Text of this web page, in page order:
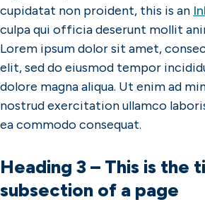
cupidatat non proident, this is an
culpa qui officia deserunt mollit
Lorem ipsum dolor sit amet,
elit, sed do eiusmod tempor
dolore magna aliqua. Ut enim ad
nostrud exercitation ullamco
ea commodo consequat.
Heading 3 – This is the
subsection of a page